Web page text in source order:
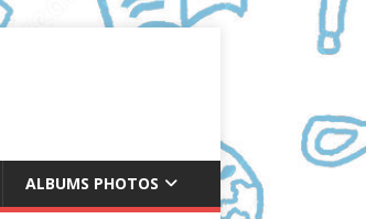
ALBUMS PHOTOS